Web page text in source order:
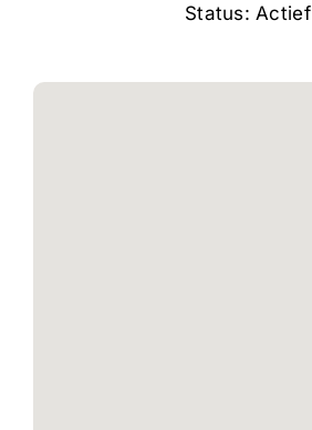
Status: Actief